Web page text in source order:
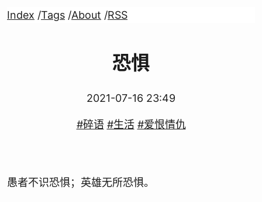
Index /Tags /About /RSS
恐惧
2021-07-16 23:49
#碎语 #生活 #爱恨情仇
愚者不识恐惧；英雄无所恐惧。